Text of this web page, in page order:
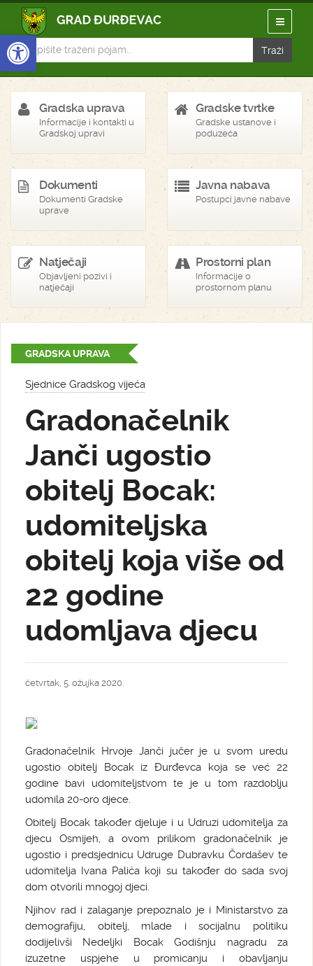
Open toolbar
Gradska uprava
Informacije i kontakti u
Gradskoj upravi
Gradske tvrtke
Gradske ustanove i
poduzeća
Dokumenti
Dokumenti Gradske
uprave
Javna nabava
Postupci javne nabave
Natječaji
Objavljeni pozivi i
natječaji
Prostorni plan
Informacije o
prostornom planu
GRADSKA UPRAVA
Sjednice Gradskog vijeća
Gradonačelnik
Janči ugostio
obitelj Bocak:
udomiteljska
obitelj koja više od
22 godine
udomljava djecu
četvrtak, 5. ožujka 2020.
Gradonačelnik Hrvoje Janči jučer je u svom uredu
ugostio obitelj Bocak iz Đurđevca koja se već 22
godine bavi udomiteljstvom te je u tom razdoblju
udomila 20-oro djece.
Obitelj Bocak također djeluje i u Udruzi udomitelja za
djecu Osmijeh, a ovom prilikom gradonačelnik je
ugostio i predsjednicu Udruge Dubravku Čordašev te
udomitelja Ivana Palića koji su također do sada svoj
dom otvorili mnogoj djeci.
Njihov rad i zalaganje prepoznalo je i Ministarstvo za
demografiju, obitelj, mlade i socijalnu politiku
dodijelivši Nedeljki Bocak Godišnju nagradu za
izuzetne uspjehe u promicanju i obavljanju